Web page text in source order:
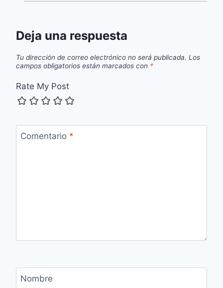
Deja una respuesta
Tu dirección de correo electrónico no será publicada. Los
campos obligatorios están marcados con *
Rate My Post
Comentario *
Nombre